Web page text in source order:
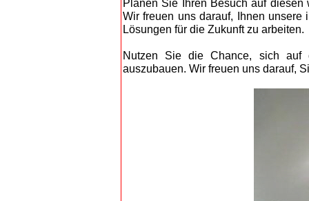
Planen Sie Ihren Besuch auf
Wir freuen uns darauf, Ihnen unsere
Lösungen für die Zukunft zu arbeiten.
Nutzen Sie die Chance, sich auf
auszubauen. Wir freuen uns darauf,